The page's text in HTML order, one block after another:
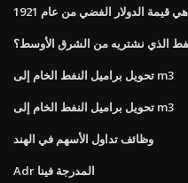
قيمة الدولار الفضي من عام 1921
الذي نشتريه من الشرق الأوسط؟
تحويل براميل النفط الخام إلى m3
تحويل براميل النفط الخام إلى m3
وظائف تداول الأسهم في الهند
Adr المدرجة فينا